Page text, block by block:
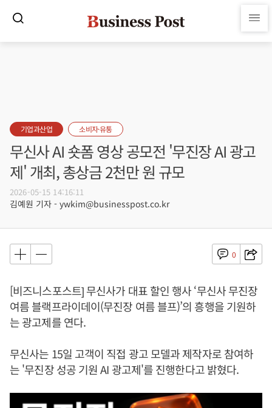
기업과산업 소비자·유통
무신사 AI 숏폼 영상 공모전 '무진장 AI 광고
제' 개최, 총상금 2천만 원 규모
2026-05-15 14:16:11
김예원 기자 - ywkim@businesspost.co.kr
0
[비즈니스포스트] 무신사가 대표 할인 행사 ‘무신사 무진장
여름 블랙프라이데이(무진장 여름 블프)’의 흥행을 기원하
는 광고제를 연다.
무신사는 15일 고객이 직접 광고 모델과 제작자로 참여하
는 '무진장 성공 기원 AI 광고제'를 진행한다고 밝혔다.